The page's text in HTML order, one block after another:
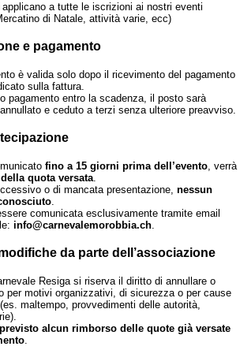
a tutte le iscrizioni ai nostri eventi
di Natale, attività varie, ecc)
e pagamento
è valida solo dopo il ricevimento del pagamento
sulla fattura.
pagamento entro la scadenza, il posto sarà
e ceduto a terzi senza ulteriore preavviso.
fino a 15 giorni prima dell’evento, verrà
quota versata.
o di mancata presentazione, nessun
.
comunicata esclusivamente tramite email
info@carnevalemorobbia.ch.
da parte dell’associazione
Resiga si riserva il diritto di annullare o
per motivi organizzativi, di sicurezza o per cause
maltempo, provvedimenti delle autorità,
alcun rimborso delle quote già versate
.